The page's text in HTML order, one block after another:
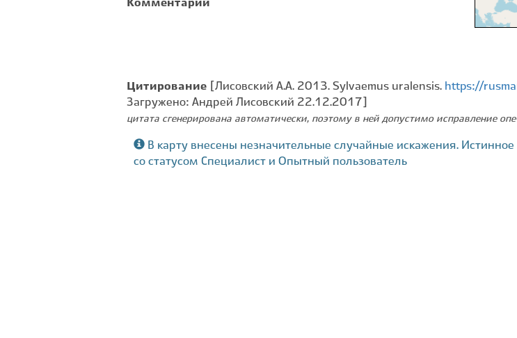
Комментарий
Цитирование [Лисовский А.А. 2013. Sylvaemus uralensis. https://
Загружено: Андрей Лисовский 22.12.2017]
цитата сгенерирована автоматически, поэтому в ней допустимо исправление
В карту внесены незначительные случайные искажения.
со статусом Специалист и Опытный пользователь